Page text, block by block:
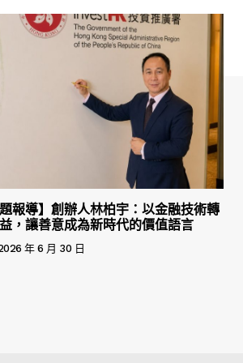
題報導】創辦人林柏宇：以金融技術轉
，讓善意成為新時代的價值語言
年 6 月 30 日